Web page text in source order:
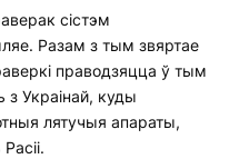
сістэм
Разам з тым звяртае
праводзяцца ў тым
з Украінай, куды
лятучыя апараты,